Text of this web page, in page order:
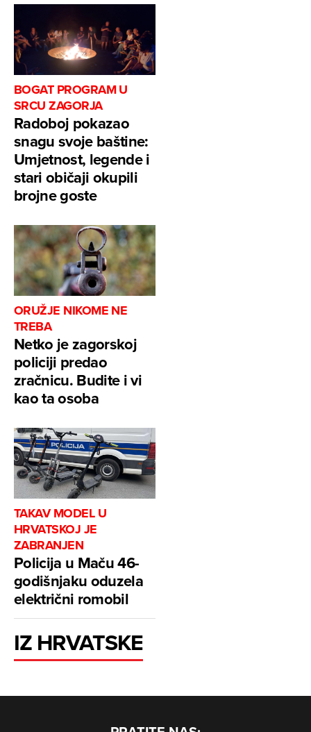
BOGAT PROGRAM U
SRCU ZAGORJA
Radoboj pokazao
snagu svoje baštine:
Umjetnost, legende i
stari običaji okupili
brojne goste
ORUŽJE NIKOME NE
TREBA
Netko je zagorskoj
policiji predao
zračnicu. Budite i vi
kao ta osoba
TAKAV MODEL U
HRVATSKOJ JE
ZABRANJEN
Policija u Maču 46-
godišnjaku oduzela
električni romobil
IZ HRVATSKE